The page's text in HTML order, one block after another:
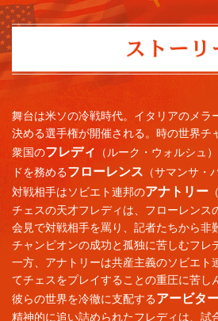
舞台は米ソの冷戦時代。イタリアのメラ
決める選手権が開催される。時の世界チ
衆国のフレディ
（ルーク・ウォルシュ
ドを務めるフローレンス （サマンサ・
対戦相手はソビエト連邦のアナトリー
チェスの天才フレディは、フローレンス
会見で対戦相手を罵り、記者たちから非
チャンピオンの成功と孤独に苦しむフレ
一方、アナトリーは共産主義のソビエト
てチェスをプレイすることの重圧に苦し
彼らの世界を冷徹に支配するアービタ
精神的に追い詰められたフレディは、試